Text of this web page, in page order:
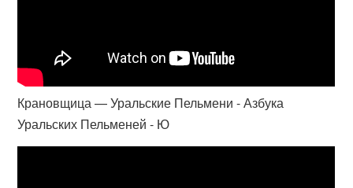
Крановщица — Уральские Пельмени - Азбука
Уральских Пельменей - Ю